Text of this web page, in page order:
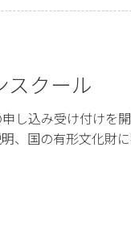
スクール
し込み受け付けを
、国の有形文化財